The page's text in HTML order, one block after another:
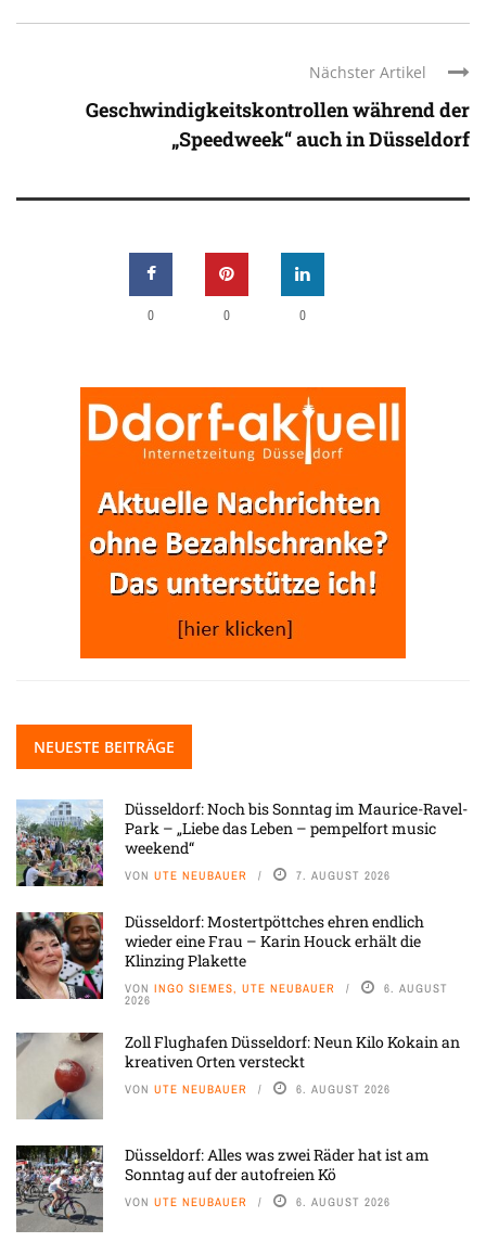
Nächster Artikel
Geschwindigkeitskontrollen während der
„Speedweek“ auch in Düsseldorf
0 0 0
NEUESTE BEITRÄGE
Düsseldorf: Noch bis Sonntag im Maurice-Ravel-
Park – „Liebe das Leben – pempelfort music
weekend“
VON UTE NEUBAUER 7. AUGUST 2026
Düsseldorf: Mostertpöttches ehren endlich
wieder eine Frau – Karin Houck erhält die
Klinzing Plakette
VON INGO SIEMES, UTE NEUBAUER 6. AUGUST
2026
Zoll Flughafen Düsseldorf: Neun Kilo Kokain an
kreativen Orten versteckt
VON UTE NEUBAUER 6. AUGUST 2026
Düsseldorf: Alles was zwei Räder hat ist am
Sonntag auf der autofreien Kö
VON UTE NEUBAUER 6. AUGUST 2026